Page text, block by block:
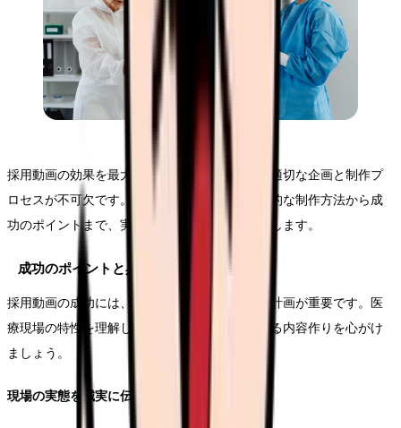
採用動画の効果を最大限に引き出すためには、適切な企画と制作プ
ロセスが不可欠です。本セクションでは、具体的な制作方法から成
功のポイントまで、実践的なノウハウをお伝えします。
成功のポイントと具体的な実施方法
採用動画の成功には、明確な目的設定と綿密な計画が重要です。医
療現場の特性を理解し、視聴者のニーズに応える内容作りを心がけ
ましょう。
現場の実態を誠実に伝える工夫